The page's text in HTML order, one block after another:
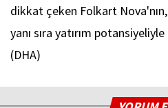
dikkat çeken Folkart Nova'nın,
yanı sıra yatırım
(DHA)